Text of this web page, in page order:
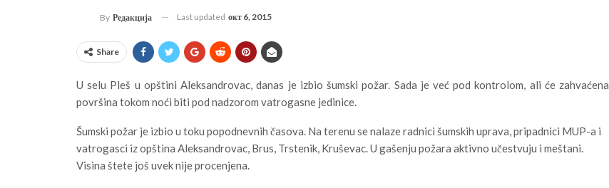
By Редакција Last updated окт 6, 2015
Share
U selu Pleš u opštini Aleksandrovac, danas je izbio šumski požar. Sada je već pod kontrolom, ali će zahvaćena
površina tokom noći biti pod nadzorom vatrogasne jedinice.
Šumski požar je izbio u toku popodnevnih časova. Na terenu se nalaze radnici šumskih uprava, pripadnici MUP-a i
vatrogasci iz opština Aleksandrovac, Brus, Trstenik, Kruševac. U gašenju požara aktivno učestvuju i meštani.
Visina štete još uvek nije procenjena.